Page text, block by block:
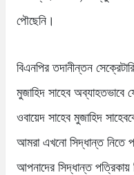
পৌছেনি।
বিএনপির তদানীন্তন
মুজাহিদ সাহেব অব্যাহতভাবে
ওবায়েদ সাহেব মুজাহিদ
আমরা এখনো সিদ্ধান্ত নিতে
আপনাদের সিদ্ধান্ত পত্রিকায়